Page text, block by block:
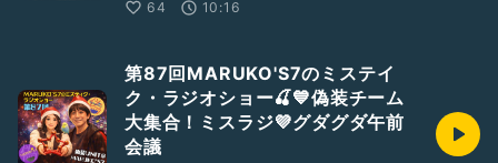
64
10:16
第87回MARUKO'S7のミステイ
ク・ラジオショー🍒💙偽装チーム
大集合！ミスラジ💜グダグダ午前
会議